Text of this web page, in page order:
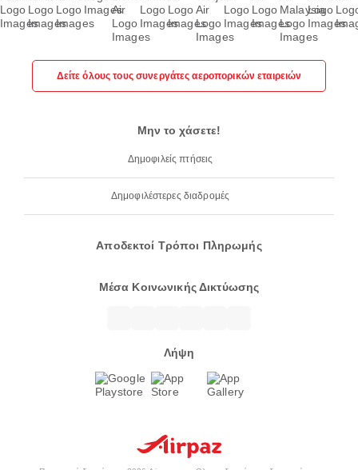
Δείτε όλους τους συνεργάτες αεροπορικών εταιρειών
Μην το χάσετε!
Δημοφιλείς πτήσεις
Δημοφιλέστερες διαδρομές
Αποδεκτοί Τρόποι Πληρωμής
Μέσα Κοινωνικής Δικτύωσης
Λήψη